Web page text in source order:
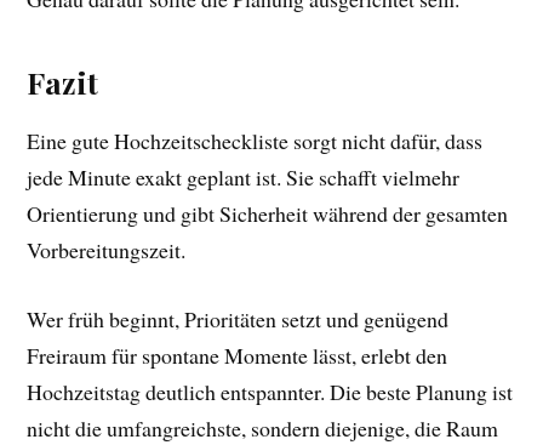
Fazit
Eine gute Hochzeitscheckliste sorgt nicht dafür, dass
jede Minute exakt geplant ist. Sie schafft vielmehr
Orientierung und gibt Sicherheit während der gesamten
Vorbereitungszeit.
Wer früh beginnt, Prioritäten setzt und genügend
Freiraum für spontane Momente lässt, erlebt den
Hochzeitstag deutlich entspannter. Die beste Planung ist
nicht die umfangreichste, sondern diejenige, die Raum